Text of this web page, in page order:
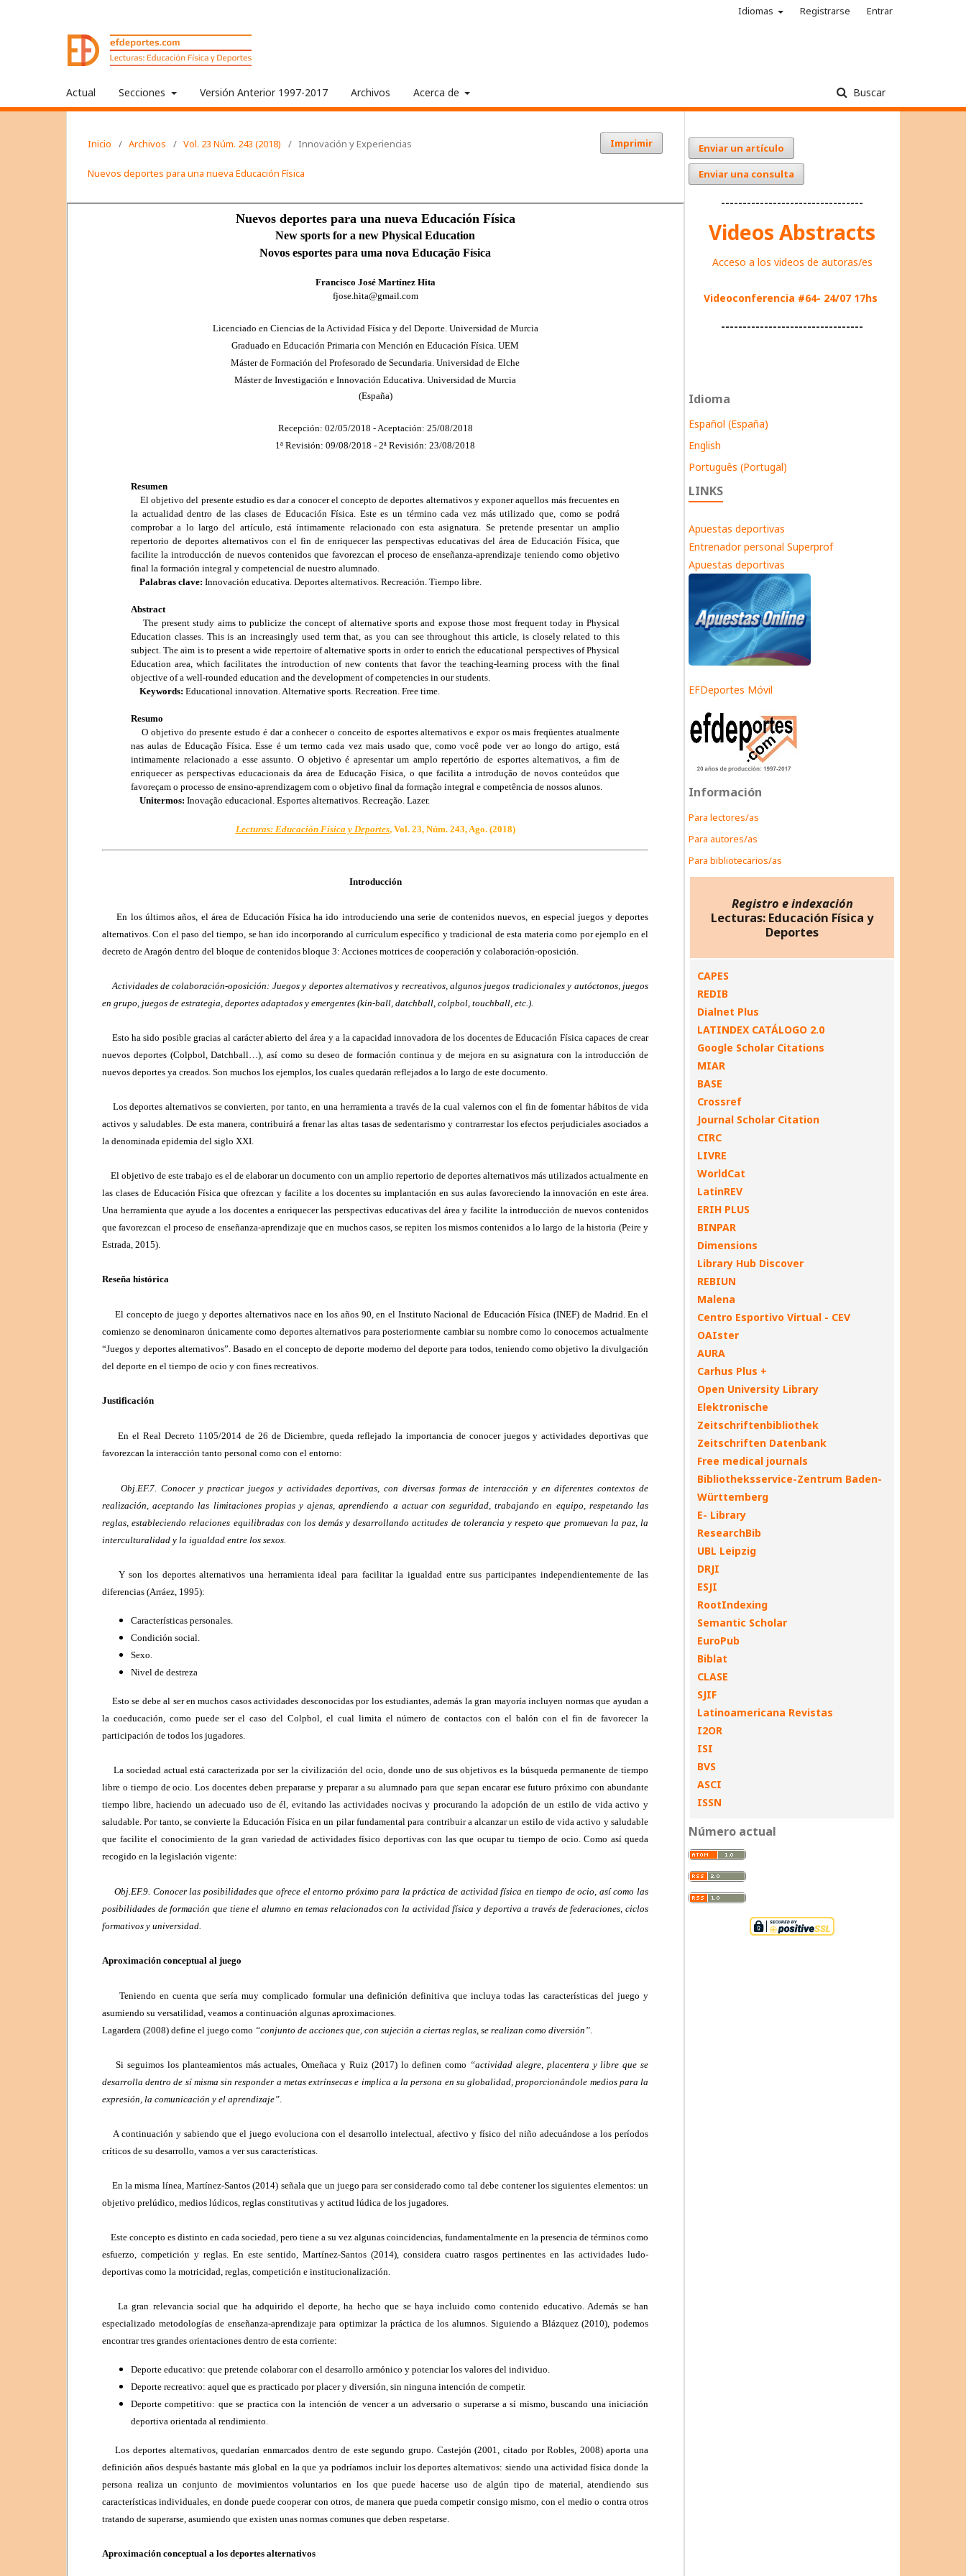
Actual Secciones Versión Anterior 1997-2017 Archivos Acerca de Buscar
Idiomas Registrarse Entrar
Inicio / Archivos / Vol. 23 Núm. 243 (2018) / Innovación y Experiencias Imprimir
Nuevos deportes para una nueva Educación Física
Enviar un artículo
Enviar una consulta
---------------------------------
Videos Abstracts
Acceso a los videos de autoras/es
Videoconferencia #64- 24/07 17hs
---------------------------------
Idioma
Español (España)
English
Português (Portugal)
LINKS
Apuestas deportivas
Entrenador personal Superprof
Apuestas deportivas
EFDeportes Móvil
Información
Para lectores/as
Para autores/as
Para bibliotecarios/as
Registro e indexación
Lecturas: Educación Física y
Deportes
CAPES
REDIB
Dialnet Plus
LATINDEX CATÁLOGO 2.0
Google Scholar Citations
MIAR
BASE
Crossref
Journal Scholar Citation
CIRC
LIVRE
WorldCat
LatinREV
ERIH PLUS
BINPAR
Dimensions
Library Hub Discover
REBIUN
Malena
Centro Esportivo Virtual - CEV
OAIster
AURA
Carhus Plus +
Open University Library
Elektronische
Zeitschriftenbibliothek
Zeitschriften Datenbank
Free medical journals
Bibliotheksservice-Zentrum Baden-
Württemberg
E- Library
ResearchBib
UBL Leipzig
DRJI
ESJI
RootIndexing
Semantic Scholar
EuroPub
Biblat
CLASE
SJIF
Latinoamericana Revistas
I2OR
ISI
BVS
ASCI
ISSN
Número actual